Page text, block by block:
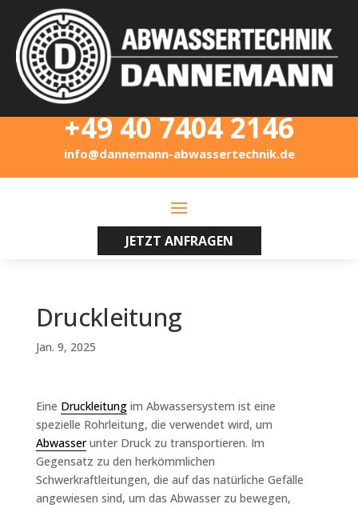
+49 40 7404 2146
info@dannemann-abwassertechnik.de
JETZT ANFRAGEN
Druckleitung
Jan. 9, 2025
Eine Druckleitungim Abwassersystem ist eine
spezielle Rohrleitung, die verwendet wird, um
Abwasserunter Druck zu transportieren. Im
Gegensatz zu den herkömmlichen
Schwerkraftleitungen, die auf das natürliche Gefälle
angewiesen sind, um das Abwasser zu bewegen,